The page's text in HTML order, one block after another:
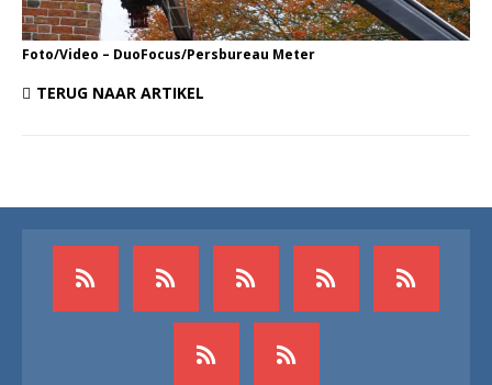
Foto/Video – DuoFocus/Persbureau Meter
TERUG NAAR ARTIKEL